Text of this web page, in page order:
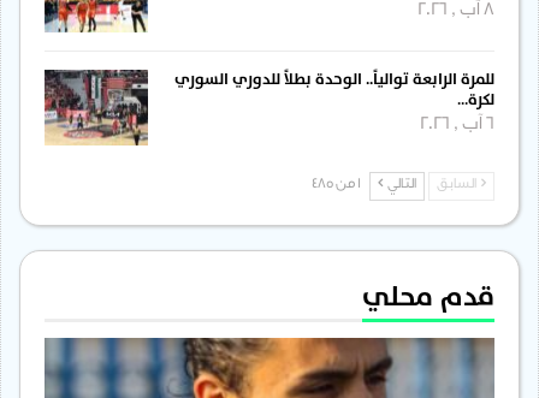
للمرة الرابعة توالياً.. الوحدة بطلاً للدوري السوري
لكرة…
السابق التالي
قدم محلي